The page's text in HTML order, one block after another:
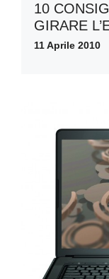
10
GIRARE
11 Aprile 2010